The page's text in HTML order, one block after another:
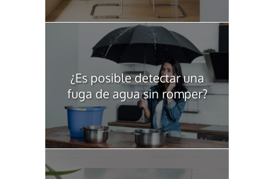
¿Es posible detectar una
fuga de agua sin romper?